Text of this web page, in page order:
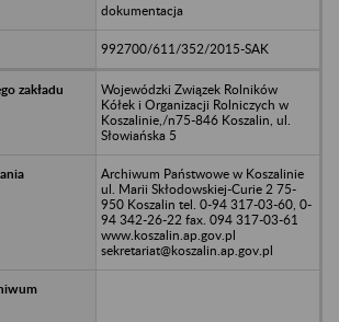
dokumentacja
992700/611/352/2015-SAK
Wojewódzki Związek Rolników
Kółek i Organizacji Rolniczych w
Koszalinie,/n75-846 Koszalin, ul.
Słowiańska 5
Archiwum Państwowe w Koszalinie
ul. Marii Skłodowskiej-Curie 2 75-
950 Koszalin tel. 0-94 317-03-60, 0-
94 342-26-22 fax. 094 317-03-61
www.koszalin.ap.gov.pl
sekretariat@koszalin.ap.gov.pl